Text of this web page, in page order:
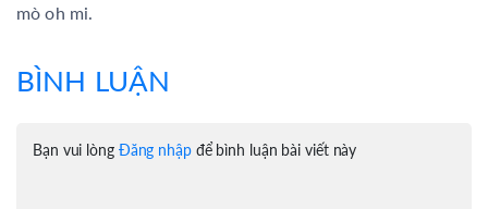
mò oh mi.
BÌNH LUẬN
Bạn vui lòng Đăng nhậpđể bình luận bài viết này